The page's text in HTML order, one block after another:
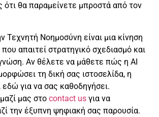
ότι θα παραμείνετε μπροστά από τον
Τεχνητή Νοημοσύνη είναι μια κίνηση
απαιτεί στρατηγικό σχεδιασμό και
Αν θέλετε να μάθετε πώς η AI
τη δική σας ιστοσελίδα, η
εδώ για να σας καθοδηγήσει.
μας στο contact us για να
την έξυπνη ψηφιακή σας παρουσία.